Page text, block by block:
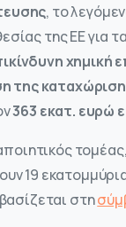
, το
της ΕΕ για
χημική
της
363 εκατ. ευρώ
19
στη